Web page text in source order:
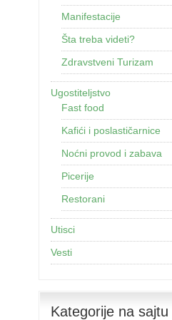
Manifestacije
Šta treba videti?
Zdravstveni Turizam
Ugostiteljstvo
Fast food
Kafići i poslastičarnice
Noćni provod i zabava
Picerije
Restorani
Utisci
Vesti
Kategorije na sajtu